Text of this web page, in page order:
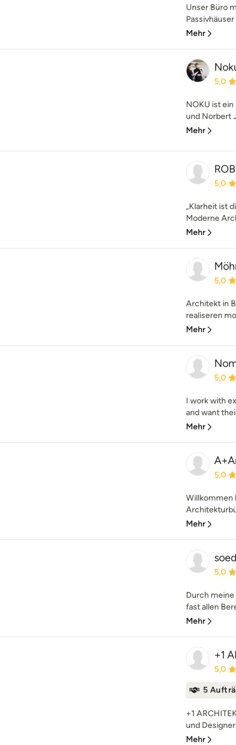
Unser Büro
Mehr
5,0
NOKU ist
und Norbert
Mehr
5,0
„Klarheit ist
Moderne
Mehr
5,0
Architekt in
realiseren
Mehr
5,0
I work with
and want
Mehr
5,0
Willkommen
Mehr
5,0
Durch meine
fast allen
Mehr
+1
5,0
5
+1
und
Mehr